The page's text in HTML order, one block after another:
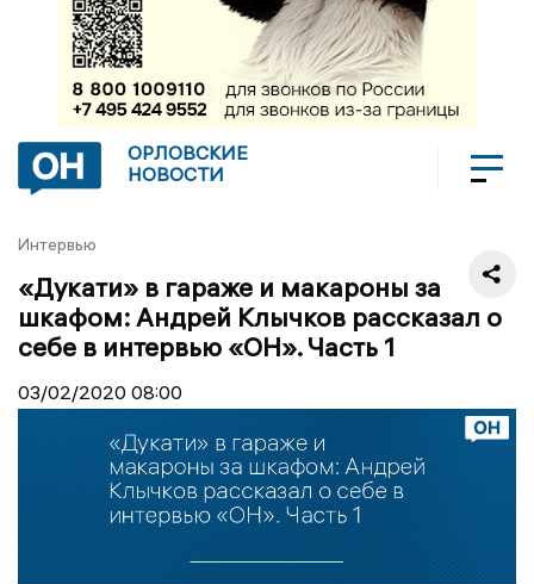
ОРЛОВСКИЕ
НОВОСТИ
Интервью
«Дукати» в гараже и макароны за
шкафом: Андрей Клычков рассказал о
себе в интервью «ОН». Часть 1
03/02/2020 08:00